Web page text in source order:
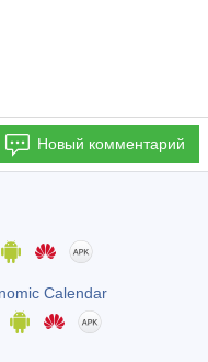
Новый комментарий
Calendar